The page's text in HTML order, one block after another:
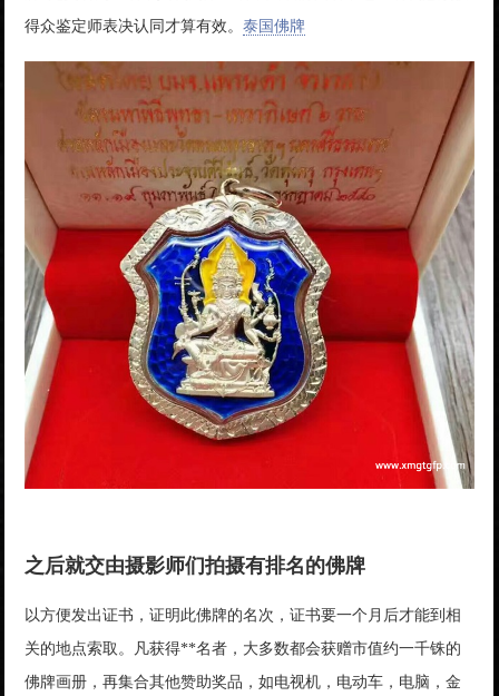
得众鉴定师表决认同才算有效。泰国佛牌
之后就交由摄影师们拍摄有排名的佛牌
以方便发出证书，证明此佛牌的名次，证书要一个月后才能到相
关的地点索取。凡获得**名者，大多数都会获赠市值约一千铢的
佛牌画册，再集合其他赞助奖品，如电视机，电动车，电脑，金